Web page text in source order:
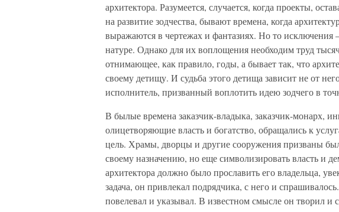
архитектора. Разумеется, случается, когда проекты,
на развитие зодчества, бывают времена, когда
выражаются в чертежах и фантазиях. Но то
натуре. Однако для их воплощения необходим труд
отнимающее, как правило, годы, а бывает так, что
своему детищу. И судьба этого детища зависит не от
исполнитель, призванный воплотить идею зодчего в
В былые времена заказчик-владыка, заказчик-монарх,
олицетворяющие власть и богатство, обращались к
цель. Храмы, дворцы и другие сооружения призваны
своему назначению, но еще символизировать власть и
архитектора должно было прославить его владельца,
задача, он привлекал подрядчика, с него и
повелевал и указывал. В известном смысле он творил и